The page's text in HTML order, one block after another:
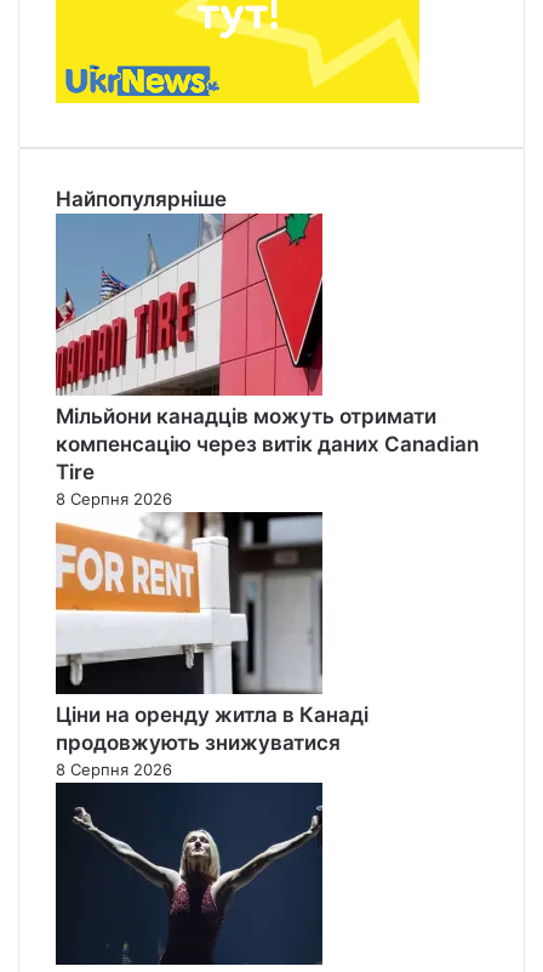
Найпопулярніше
Мільйони канадців можуть отримати
компенсацію через витік даних Canadian
Tire
8 Серпня 2026
Ціни на оренду житла в Канаді
продовжують знижуватися
8 Серпня 2026